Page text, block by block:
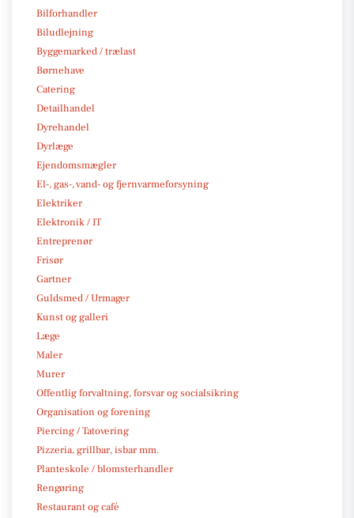
Bilforhandler
Biludlejning
Byggemarked / trælast
Børnehave
Catering
Detailhandel
Dyrehandel
Dyrlæge
Ejendomsmægler
El-, gas-, vand- og fjernvarmeforsyning
Elektriker
Elektronik / IT
Entreprenør
Frisør
Gartner
Guldsmed / Urmager
Kunst og galleri
Læge
Maler
Murer
Offentlig forvaltning, forsvar og socialsikring
Organisation og forening
Piercing / Tatovering
Pizzeria, grillbar, isbar mm.
Planteskole / blomsterhandler
Rengøring
Restaurant og café